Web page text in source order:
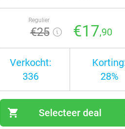
Regulier
€25 €17,90
Verkocht:
336
28%
shopping_cart Selecteer deal